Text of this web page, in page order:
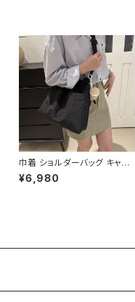
ース お呼ばれ 韓国 ファッショ
ン オフィスカジュアル 韓国風
キャバドレス ナイトドレス ナ
イトワンピ カジュアル 10代 2
0代 30代 40代 C-OSS012
7
巾着 ショルダーバッグ キャン
バス 肩掛けバッグ レディース
バッグ 大容量 軽量 ナチュラル
¥6,980